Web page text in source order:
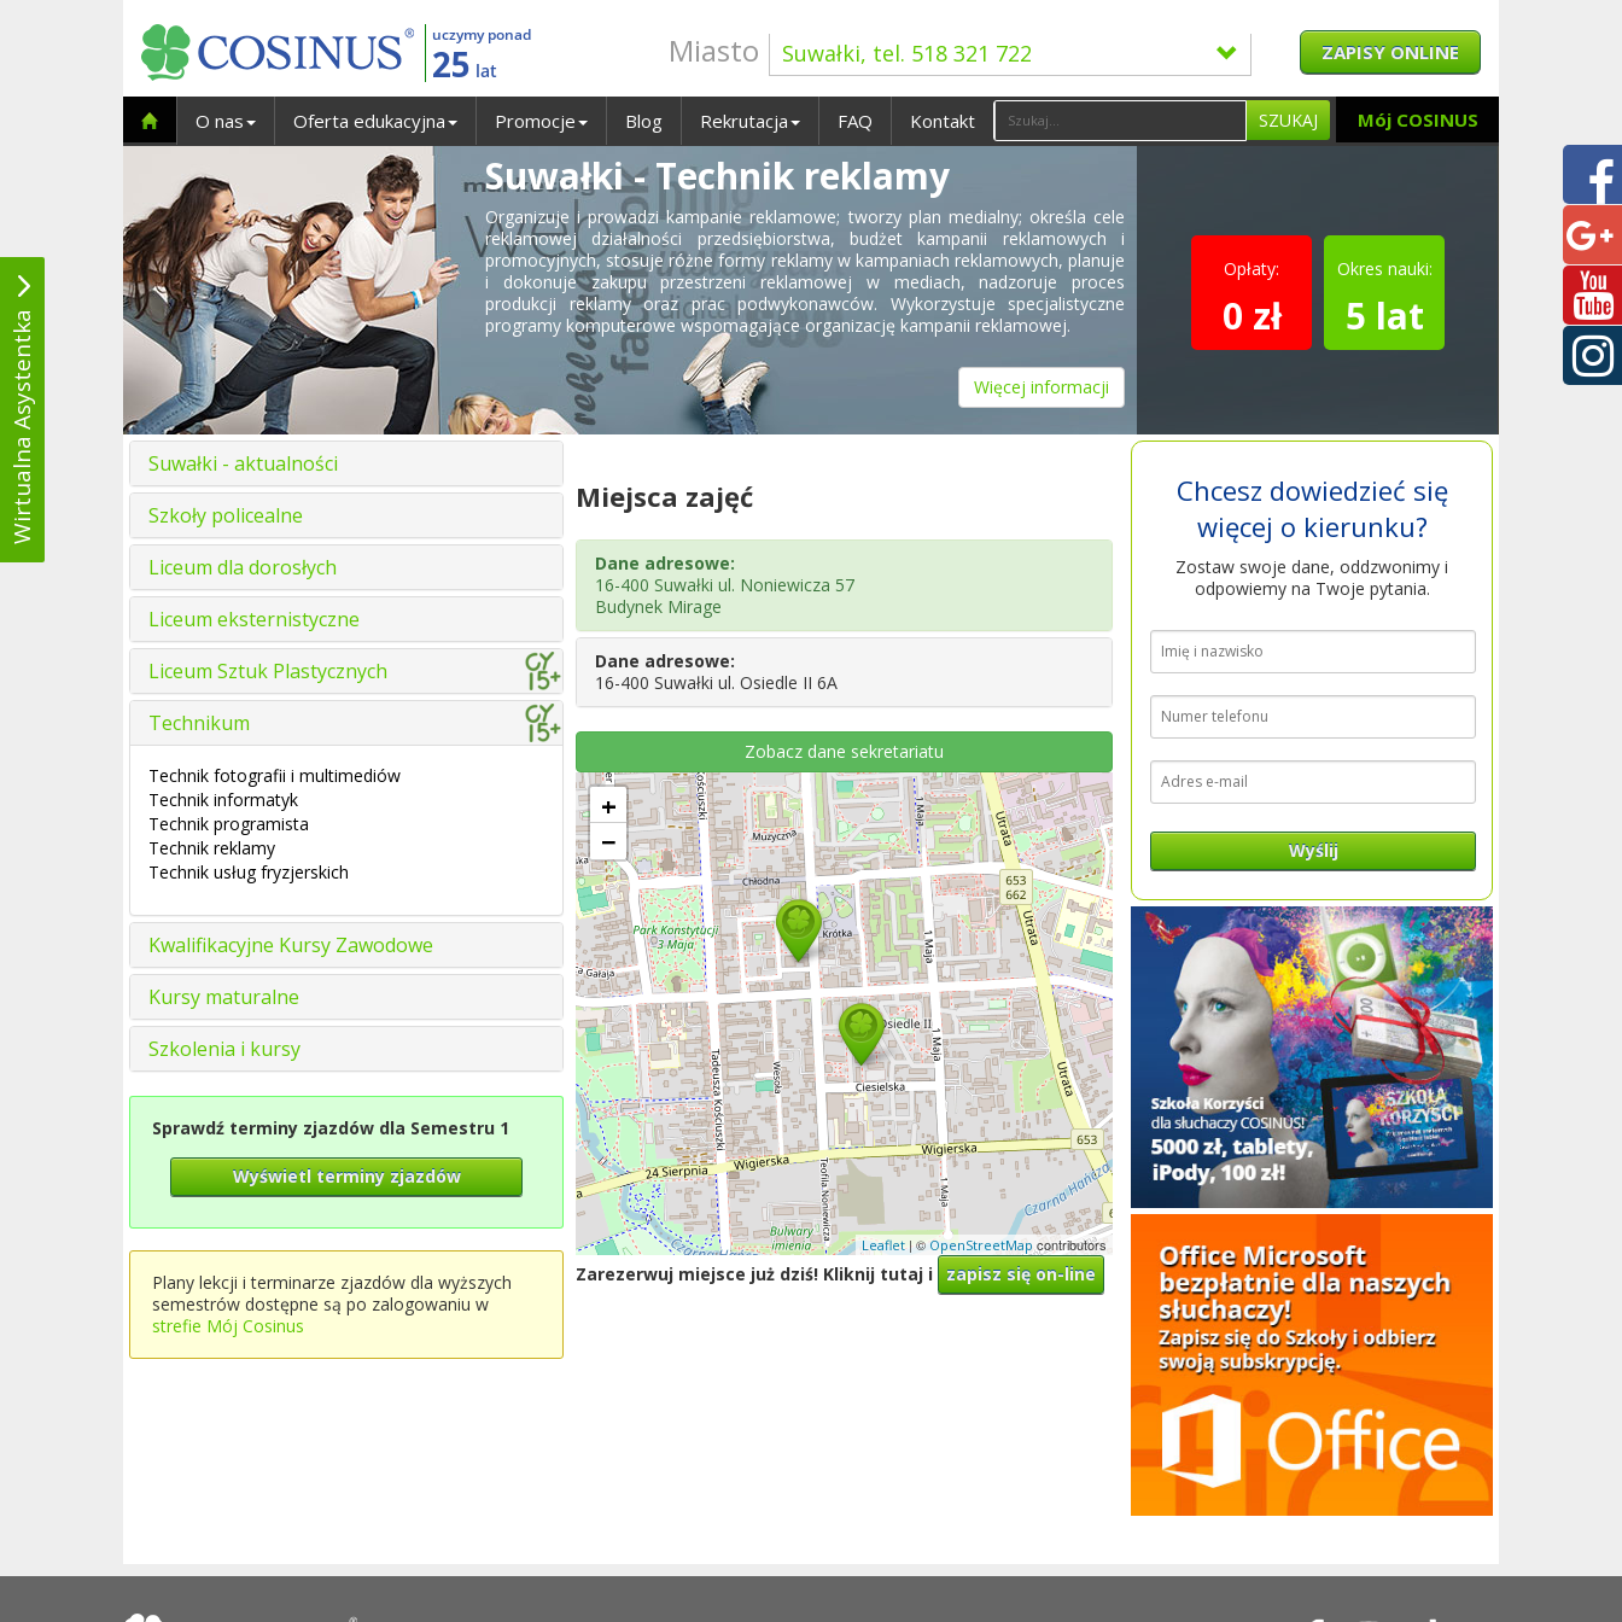
uczymy ponad
25 lat
Miasto Suwałki, tel. 518 321 722 ZAPISY ONLINE
Mój COSINUS
O nas Oferta edukacyjna Promocje Blog Rekrutacja FAQ Kontakt SZUKAJ
Suwałki - Technik reklamy
Organizuje i prowadzi kampanie reklamowe; tworzy plan medialny; określa cele
reklamowej działalności przedsiębiorstwa, budżet kampanii reklamowych i
promocyjnych, stosuje różne formy reklamy w kampaniach reklamowych, planuje
i dokonuje zakupu przestrzeni reklamowej w mediach, nadzoruje proces
produkcji reklamy oraz prac podwykonawców. Wykorzystuje specjalistyczne
programy komputerowe wspomagające organizację kampanii reklamowej.
Więcej informacji
Opłaty:
0 zł
Okres nauki:
5 lat
Suwałki - aktualności
Szkoły policealne
Liceum dla dorosłych
Liceum eksternistyczne
Liceum Sztuk Plastycznych
Technikum
Technik fotografii i multimediów
Technik informatyk
Technik programista
Technik reklamy
Technik usług fryzjerskich
Kwalifikacyjne Kursy Zawodowe
Kursy maturalne
Szkolenia i kursy
Sprawdź terminy zjazdów dla Semestru 1
Wyświetl terminy zjazdów
Plany lekcji i terminarze zjazdów dla wyższych
semestrów dostępne są po zalogowaniu w
strefie Mój Cosinus
Miejsca zajęć
Dane adresowe:
16-400 Suwałki ul. Noniewicza 57
Budynek Mirage
Dane adresowe:
16-400 Suwałki ul. Osiedle II 6A
Zobacz dane sekretariatu
+
−
Leaflet| © OpenStreetMap contributors
Zarezerwuj miejsce już dziś! Kliknij tutaj i zapisz się on-line
Chcesz dowiedzieć się
więcej o kierunku?
Zostaw swoje dane, oddzwonimy i
odpowiemy na Twoje pytania.
Wyślij
Wirtualna Asystentka